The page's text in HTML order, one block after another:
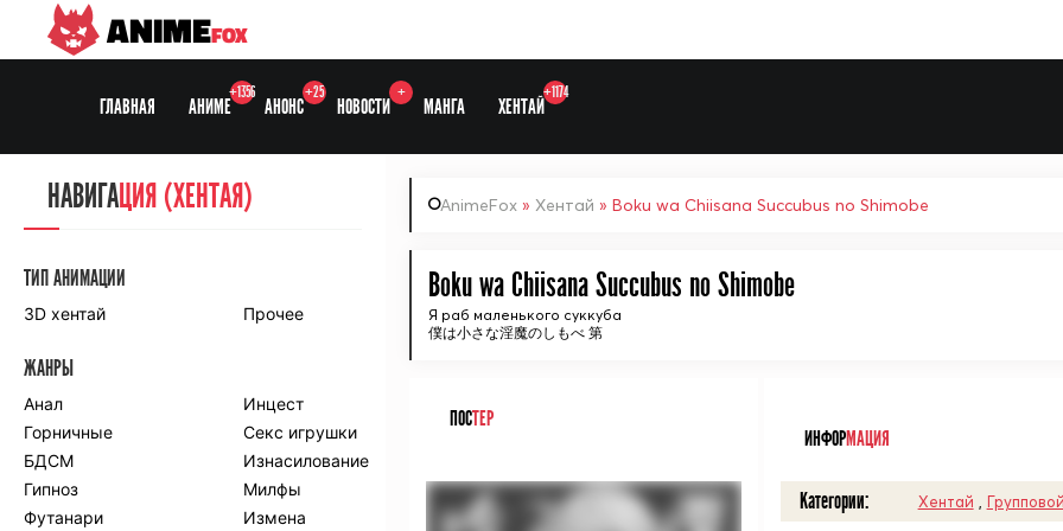
Выберите одну категорию
ANIMEFOX
ГЛАВНАЯ АНИМЕ
+1356
АНОНС
+25
НОВОСТИ
+
МАНГА ХЕНТАЙ
+1174
AnimeFox » Хентай » Boku wa Chiisana Succubus no Shimobe
Boku wa Chiisana Succubus no Shimobe
Я раб маленького суккуба
僕は小さな淫魔のしもべ 第
ПОСТЕР
ИНФОРМАЦИЯ
Категории: Хентай
НАВИГАЦИЯ
СЕЗОНЫ
Anidub
Animedia
Kansai studio
Onibaku
Shiza project
ПО ЖАНРАМ
Комедия
Приключения
НАВИГАЦИЯ (ХЕНТАЯ)
ТИП АНИМАЦИИ
3D хентай Прочее
ЖАНРЫ
Анал
Инцест
Горничные
Секс игрушки
БДСМ
Изнасилование
Гипноз
Милфы
Футанари
Измена